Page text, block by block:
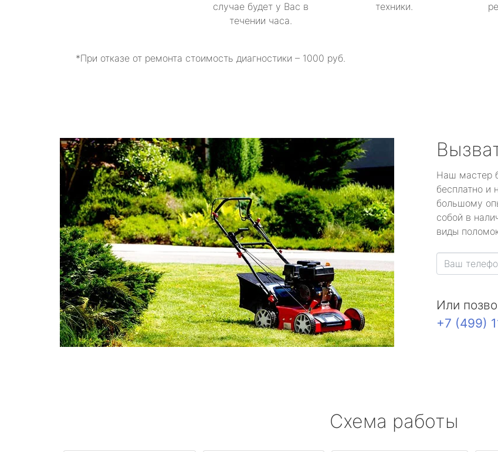
случае будет у Вас в
течении часа.
техники.
*При отказе от ремонта стоимость диагностики – 1000 руб.
Наш мастер
бесплатно и
большому
собой в
виды
Или
+7 (499)
Схема работы